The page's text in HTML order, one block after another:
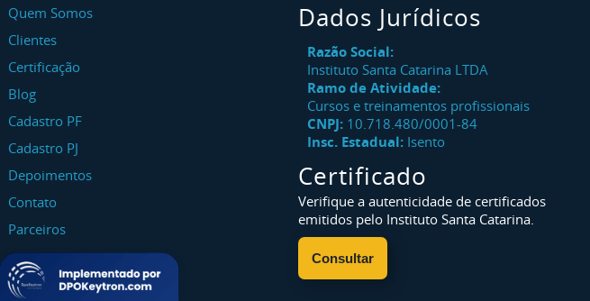
Quem Somos
Clientes
Certificação
Blog
Cadastro PF
Cadastro PJ
Depoimentos
Contato
Parceiros
Dados Jurídicos
Razão Social:
Instituto Santa Catarina LTDA
Ramo de Atividade:
Cursos e treinamentos profissionais
CNPJ: 10.718.480/0001-84
Insc. Estadual: Isento
Certificado
Verifique a autenticidade de certificados
emitidos pelo Instituto Santa Catarina.
Consultar